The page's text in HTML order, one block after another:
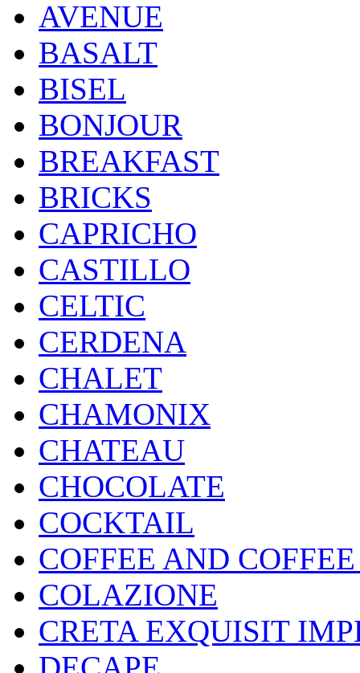
AVENUE
BASALT
BISEL
BONJOUR
BREAKFAST
BRICKS
CAPRICHO
CASTILLO
CELTIC
CERDENA
CHALET
CHAMONIX
CHATEAU
CHOCOLATE
COCKTAIL
COFFEE AND
COLAZIONE
CRETA EXQUISIT